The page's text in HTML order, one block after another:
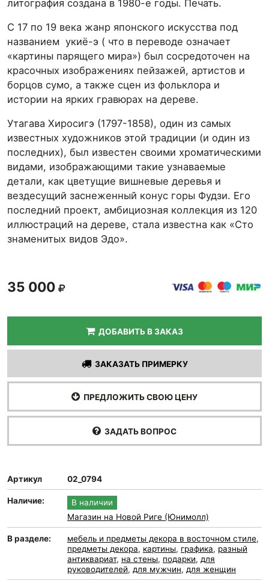
литография создана в 1980-е годы. Печать.
С 17 по 19 века жанр японского искусства под
названием укиё-э ( что в переводе означает
«картины парящего мира») был сосредоточен на
красочных изображениях пейзажей, артистов и
борцов сумо, а также сцен из фольклора и
истории на ярких гравюрах на дереве.
Утагава Хиросигэ (1797-1858), один из самых
известных художников этой традиции (и один из
последних), был известен своими хроматическими
видами, изображающими такие узнаваемые
детали, как цветущие вишневые деревья и
вездесущий заснеженный конус горы Фудзи. Его
последний проект, амбициозная коллекция из 120
иллюстраций на дереве, стала известна как «Сто
знаменитых видов Эдо».
35 000
ДОБАВИТЬ В ЗАКАЗ
ЗАКАЗАТЬ ПРИМЕРКУ
ПРЕДЛОЖИТЬ СВОЮ ЦЕНУ
ЗАДАТЬ ВОПРОС
Артикул 02_0794
Наличие:
В наличии
Магазин на Новой Риге (Юнимолл)
В разделе: мебель и предметы декора в восточном стиле,
предметы декора, картины, графика, разный
антиквариат, на стены, подарки, для
руководителей, для мужчин, для женщин